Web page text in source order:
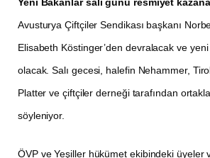
Avusturya Çiftçiler Sendikası başkanı
Elisabeth Köstinger’den devralacak ve yeni
olacak. Salı gecesi, halefin Nehammer,
Platter ve çiftçiler derneği tarafından
söyleniyor.
ÖVP ve Yeşiller hükümet ekibindeki üyeler